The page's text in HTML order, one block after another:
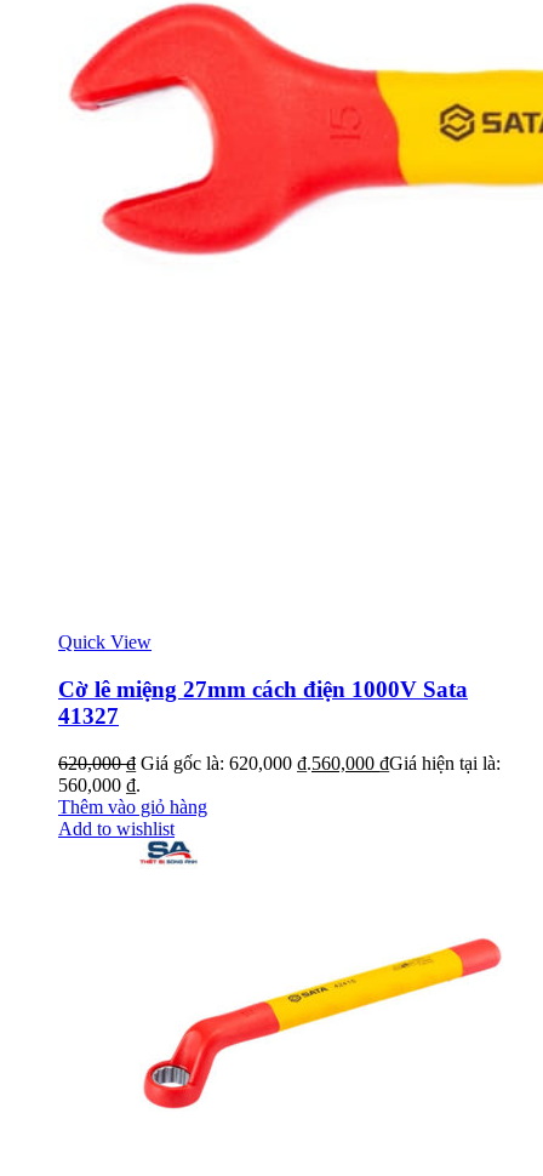
Quick View
Cờ lê miệng 27mm cách điện 1000V Sata
41327
620,000₫ Giá gốc là: 620,000 ₫.560,000 ₫Giá hiện tại là:
560,000 ₫.
Thêm vào giỏ hàng
Add to wishlist